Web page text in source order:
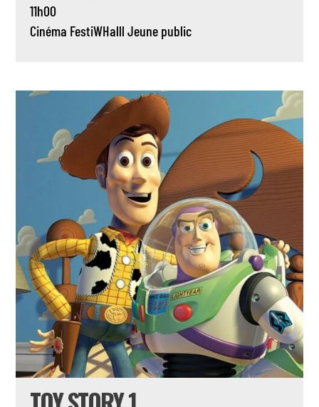
11h00
Cinéma FestiWHalll Jeune public